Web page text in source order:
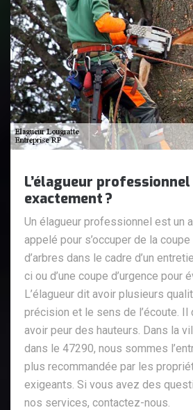
L’élagueur
exactement ?
Un élagueur professionnel est un
appelé pour s’occuper de la
d’arbres dans le cadre d’un
ci ou d’une coupe d’urgence pour
L’élagueur dit avoir plusieurs
précision et le sens de l’écoute. Il
avoir peur des hauteurs. Dans la
dans le 47290, nous sommes
plus recommandée par les
exigeants. Si vous avez des
nos services, contactez-nous.